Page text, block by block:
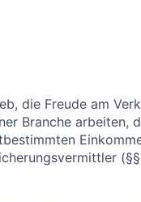
die Freude am
Branche arbeiten,